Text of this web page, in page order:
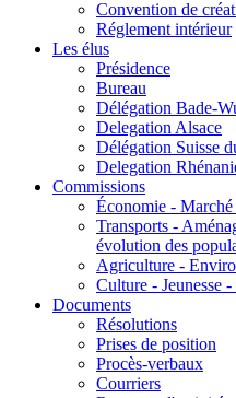
Convention de
Réglement intérieur
Les élus
Présidence
Bureau
Délégation Bade-
Delegation Alsace
Délégation Suisse
Delegation
Commissions
Économie -
Transports -
évolution des
Agriculture -
Culture - Jeunesse
Documents
Résolutions
Prises de position
Procès-verbaux
Courriers